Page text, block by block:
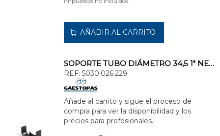
AÑADIR AL CARRITO
SOPORTE TUBO DIÁMETRO 34,5 1" NEGRO
REF: 5030.026.229
Añade al carrito y sigue el proceso de
compra para ver la disponibilidad y los
precios para profesionales.